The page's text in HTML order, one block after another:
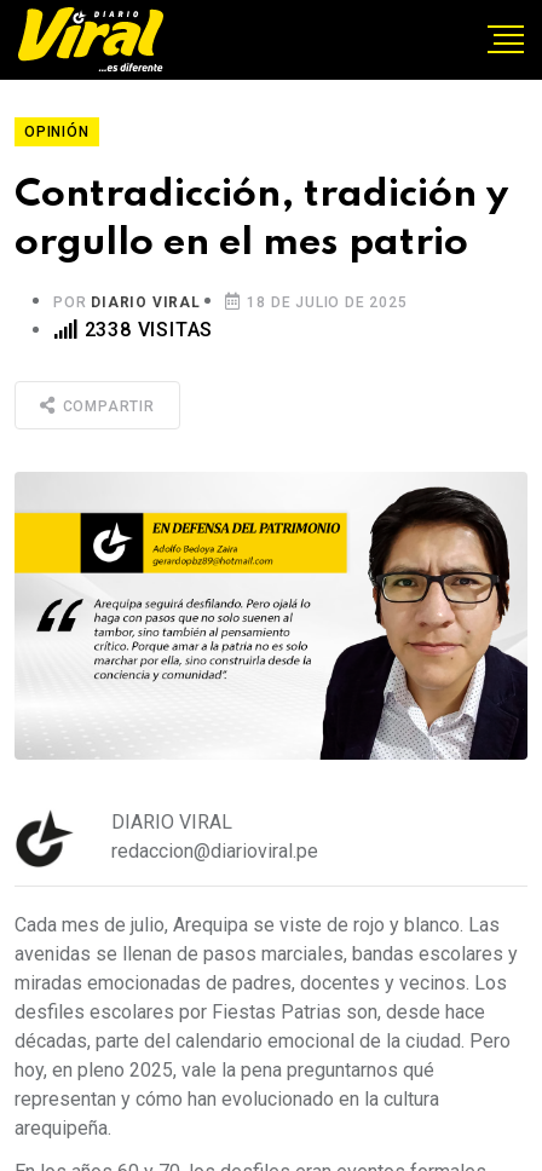
OPINIÓN
Contradicción, tradición y
orgullo en el mes patrio
POR DIARIO VIRAL 18 DE JULIO DE 2025
2338 VISITAS
COMPARTIR
DIARIO VIRAL
redaccion@diarioviral.pe
Cada mes de julio, Arequipa se viste de rojo y blanco. Las
avenidas se llenan de pasos marciales, bandas escolares y
miradas emocionadas de padres, docentes y vecinos. Los
desfiles escolares por Fiestas Patrias son, desde hace
décadas, parte del calendario emocional de la ciudad. Pero
hoy, en pleno 2025, vale la pena preguntarnos qué
representan y cómo han evolucionado en la cultura
arequipeña.